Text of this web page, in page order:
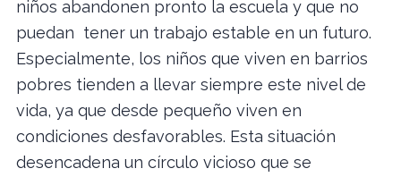
niños abandonen pronto la escuela y que no
puedan tener un trabajo estable en un futuro.
Especialmente, los niños que viven en barrios
pobres tienden a llevar siempre este nivel de
vida, ya que desde pequeño viven en
condiciones desfavorables. Esta situación
desencadena un círculo vicioso que se